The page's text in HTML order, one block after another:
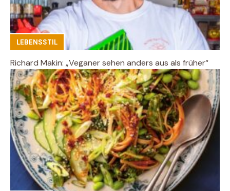
LEBENSSTIL
Richard Makin: „Veganer sehen anders aus als früher“